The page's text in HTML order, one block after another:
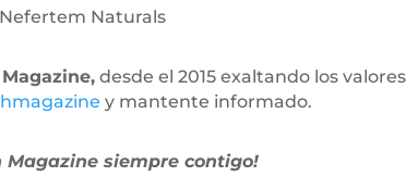
Naturals
desde el 2015 exaltando los
y mantente informado.
Magazine siempre contigo!